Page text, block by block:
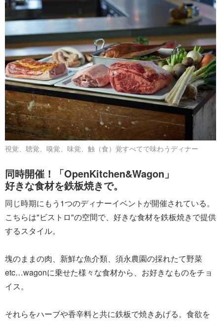
視覚、聴覚、嗅覚、味覚、触（食）覚すべてで味わうディナー
同時開催！「OpenKitchen&Wagon」
好きな食材を鉄板焼きで。
同じ時期にもう1つのディナーイベントが開催されている。
こちらは"ビストロ"の空間で、好きな食材を鉄板焼きで提供
するスタイル。
塊のままの肉、新鮮な魚介類、須永農園の採れたて野菜
etc…wagonに乗せた様々な食材から、お好きなものをチョ
イス。
それらをハーブや香辛料と共に鉄板で焼きあげる。食欲を